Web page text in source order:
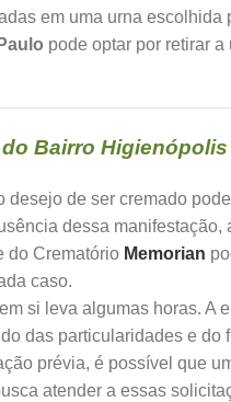
em uma urna escolhida
pode optar por retirar
Bairro Higienópolis
desejo de ser cremado
dessa manifestação,
do Crematório Memorian
caso.
si leva algumas horas. A
das particularidades e do
prévia, é possível que
atender a essas